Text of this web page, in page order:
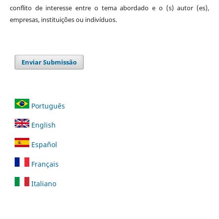
conflito de interesse entre o tema abordado e o (s) autor (es),
empresas, instituições ou indivíduos.
Enviar Submissão
Português
English
Español
Français
Italiano